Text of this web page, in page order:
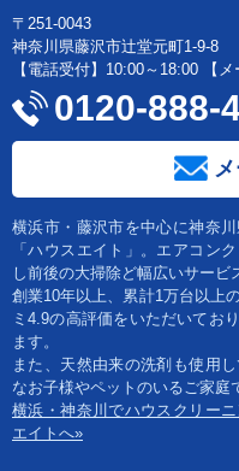
〒251-0043
神奈川県藤沢市辻堂元町1-9-8
【電話受付】10:00～18:00 【
0120-888-
横浜市・藤沢市を中心に神奈
「ハウスエイト」。エアコン
し前後の大掃除ど幅広いサービ
創業10年以上、累計1万台以上
ミ4.9の高評価をいただいてお
ます。
また、天然由来の洗剤も使用
なお子様やペットのいるご家庭
横浜・神奈川でハウスクリー
エイトへ»